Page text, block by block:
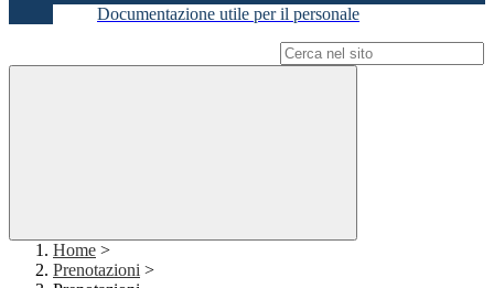
Documentazione utile per il personale
Home >
Prenotazioni >